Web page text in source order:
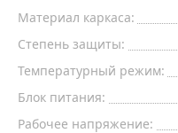
Материал каркаса:
Степень защиты:
Температурный режим:
Блок питания:
Рабочее напряжение: